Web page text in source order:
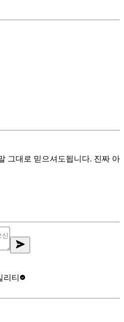
그대로 믿으셔도됩니다. 진짜 아
리티